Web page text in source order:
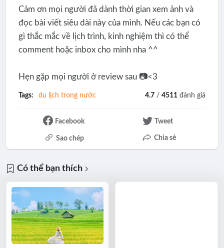
Cảm ơn mọi người đã dành thời gian xem ảnh và
đọc bài viết siêu dài này của mình. Nếu các bạn có
gì thắc mắc về lịch trình, kinh nghiệm thì có thể
comment hoặc inbox cho mình nha ^^
Hẹn gặp mọi người ở review sau 📷<3
Tags: du lịch trong nước 4.7 /4511 đánh giá
Facebook Tweet
Sao chép Chia sẻ
Có thể bạn thích